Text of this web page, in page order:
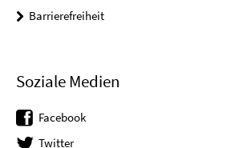
Barrierefreiheit
Soziale Medien
Facebook
Twitter